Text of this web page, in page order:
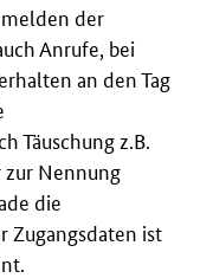
der
Anrufe, bei
an den Tag
Täuschung z.B.
zur Nennung
die
Zugangsdaten ist